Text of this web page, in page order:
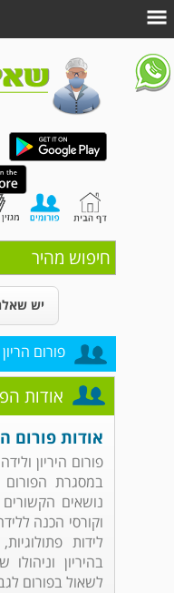
חיפוש מהיר
יש
פורום
אודות
אודות פורום
פורום היריון
במסגרת הפורום
נושאים הקשורים
וקורסי הכנה
לידות
בהיריון
לשאול בפורום